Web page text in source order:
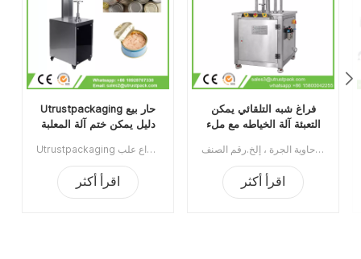
Utrustpackaging حار بيع
دليل يمكن ختم آلة المعلبة
Utrustpackaging دليل البيع الساخن للعلبة ، آلة ختم الطعام المعلب ، مناسبة لإغلاق جميع أنواع علب PET / علب الورق المركبة ، علب الصفيح أو غيرها من الحاويات المستديرة. كفاءة عالية عن طريق النقل الميكانيكي ، الهياكل البسيطة والملائمة للصيانة ، وخفيفة الوزن وسهلة التشغيل.الحد الأدنى للطلب:1قسط:تي / تميناء الشحن:قوانغتشوالمنطقة الأصلية:الصينمهلة:3-5 أيام بعد تلقي الودائع
اقرأ أكثر
فراغ شبه التلقائي يمكن
التعبئة آلة الخياطه مع ملء
آلة تغليف العلب ذات الفراغ شبه الأوتوماتيكية مع النيتروجين الملئ يستخدم على نطاق واسع في صناعة الأغذية ، الكيماويات ، الأدوية ، الشرب ، ينطبق على علب البلاستيك / القصدير / الألومنيوم ، الزجاجة ، حاوية الجرة ، إلخ.رقم الصنف:UT1BFG6الحد الأدنى للطلب:1قسط:TTميناء الشحن:قوانغتشوالمنطقة الأصلية:قوانغتشو، الصينمهلة:15 يوما بعد تلقي الودائع
اقرأ أكثر